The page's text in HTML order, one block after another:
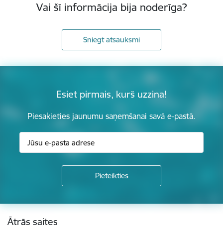
Vai šī informācija bija noderīga?
Sniegt atsauksmi
Esiet pirmais, kurš uzzina!
Piesakieties jaunumu saņemšanai savā e-pastā.
Kājene
Ātrās saites